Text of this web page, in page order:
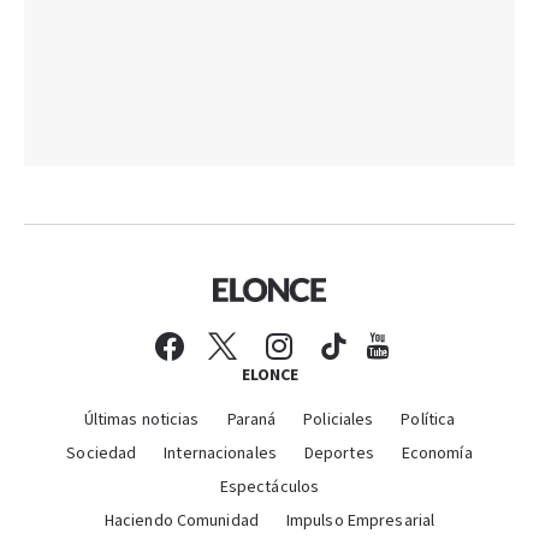
ELONCE
Últimas noticias Paraná Policiales
Política
Sociedad
Internacionales Deportes
Economía
Espectáculos
Haciendo Comunidad
Impulso Empresarial